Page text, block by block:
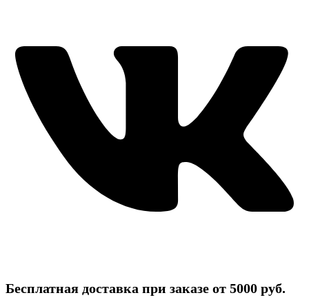
Бесплатная доставка при заказе от 5000 руб.